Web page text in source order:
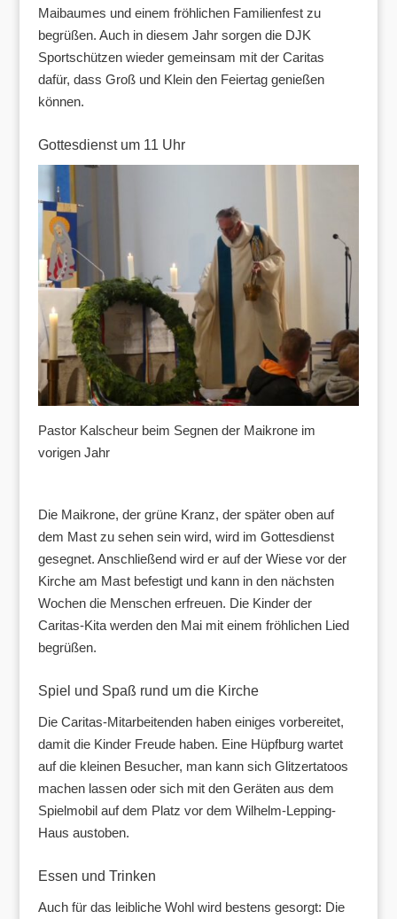
Maibaumes und einem fröhlichen Familienfest zu
begrüßen. Auch in diesem Jahr sorgen die DJK
Sportschützen wieder gemeinsam mit der Caritas
dafür, dass Groß und Klein den Feiertag genießen
können.
Gottesdienst um 11 Uhr
Pastor Kalscheur beim Segnen der Maikrone im
vorigen Jahr
Die Maikrone, der grüne Kranz, der später oben auf
dem Mast zu sehen sein wird, wird im Gottesdienst
gesegnet. Anschließend wird er auf der Wiese vor der
Kirche am Mast befestigt und kann in den nächsten
Wochen die Menschen erfreuen. Die Kinder der
Caritas-Kita werden den Mai mit einem fröhlichen Lied
begrüßen.
Spiel und Spaß rund um die Kirche
Die Caritas-Mitarbeitenden haben einiges vorbereitet,
damit die Kinder Freude haben. Eine Hüpfburg wartet
auf die kleinen Besucher, man kann sich Glitzertatoos
machen lassen oder sich mit den Geräten aus dem
Spielmobil auf dem Platz vor dem Wilhelm-Lepping-
Haus austoben.
Essen und Trinken
Auch für das leibliche Wohl wird bestens gesorgt: Die